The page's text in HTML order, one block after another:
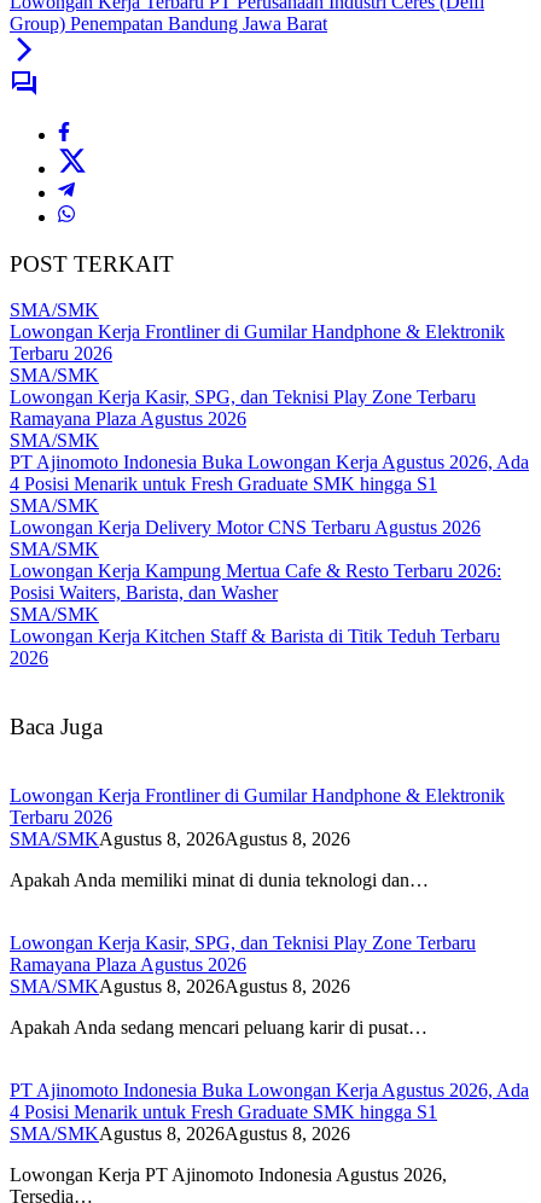
Group) Penempatan Bandung Jawa Barat
POST TERKAIT
SMA/SMK
Lowongan Kerja Frontliner di Gumilar Handphone & Elektronik
Terbaru 2026
SMA/SMK
Lowongan Kerja Kasir, SPG, dan Teknisi Play Zone Terbaru
Ramayana Plaza Agustus 2026
SMA/SMK
PT Ajinomoto Indonesia Buka Lowongan Kerja Agustus 2026, Ada
4 Posisi Menarik untuk Fresh Graduate SMK hingga S1
SMA/SMK
Lowongan Kerja Delivery Motor CNS Terbaru Agustus 2026
SMA/SMK
Lowongan Kerja Kampung Mertua Cafe & Resto Terbaru 2026:
Posisi Waiters, Barista, dan Washer
SMA/SMK
Lowongan Kerja Kitchen Staff & Barista di Titik Teduh Terbaru
2026
Baca Juga
Lowongan Kerja Frontliner di Gumilar Handphone & Elektronik
Terbaru 2026
SMA/SMKAgustus 8, 2026Agustus 8, 2026
Apakah Anda memiliki minat di dunia teknologi dan…
Lowongan Kerja Kasir, SPG, dan Teknisi Play Zone Terbaru
Ramayana Plaza Agustus 2026
SMA/SMKAgustus 8, 2026Agustus 8, 2026
Apakah Anda sedang mencari peluang karir di pusat…
PT Ajinomoto Indonesia Buka Lowongan Kerja Agustus 2026, Ada
4 Posisi Menarik untuk Fresh Graduate SMK hingga S1
SMA/SMKAgustus 8, 2026Agustus 8, 2026
Lowongan Kerja PT Ajinomoto Indonesia Agustus 2026,
Tersedia…